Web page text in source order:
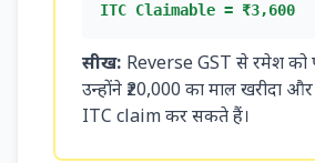
ITC Claimable = ₹3,600
सीख: Reverse GST से रमेश को
उन्होंने ₹20,000 का माल खरीदा
ITC claim कर सकते हैं।